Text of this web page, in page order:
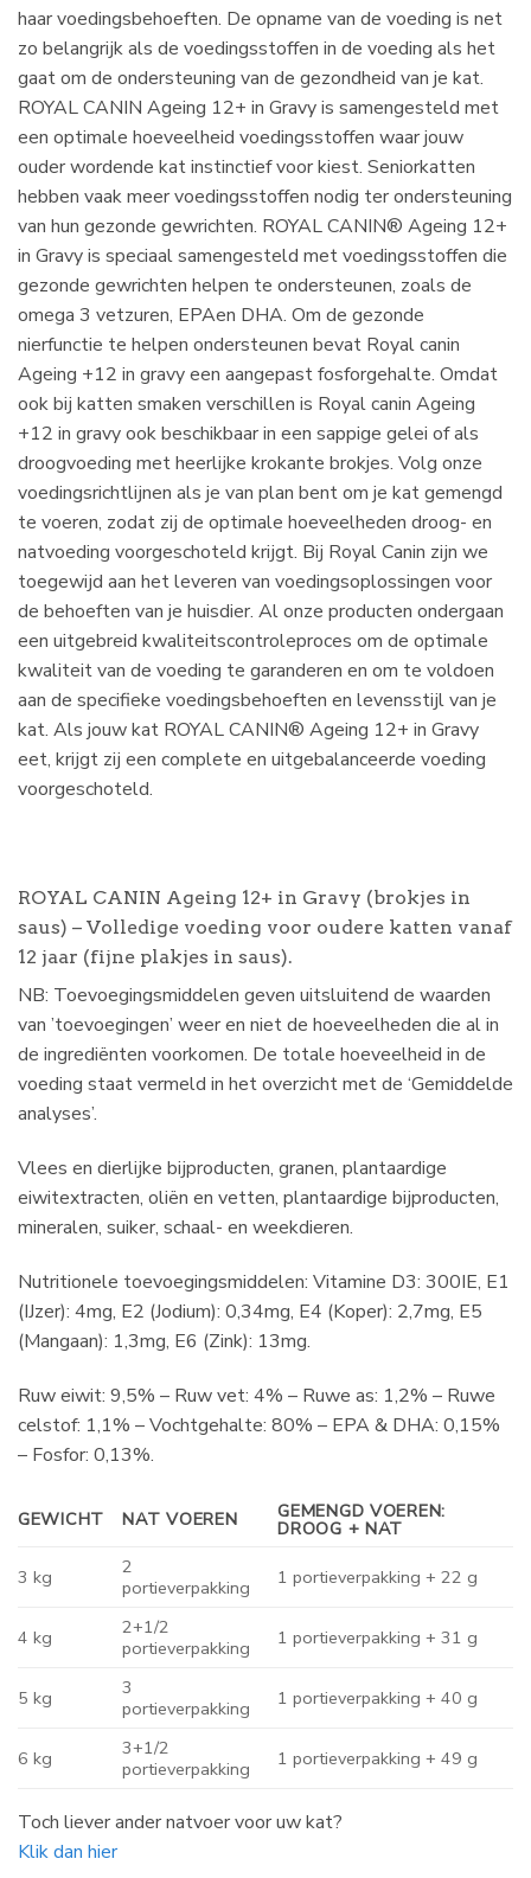
haar voedingsbehoeften. De opname van de voeding is net
zo belangrijk als de voedingsstoffen in de voeding als het
gaat om de ondersteuning van de gezondheid van je kat.
ROYAL CANIN Ageing 12+ in Gravy is samengesteld met
een optimale hoeveelheid voedingsstoffen waar jouw
ouder wordende kat instinctief voor kiest. Seniorkatten
hebben vaak meer voedingsstoffen nodig ter ondersteuning
van hun gezonde gewrichten. ROYAL CANIN® Ageing 12+
in Gravy is speciaal samengesteld met voedingsstoffen die
gezonde gewrichten helpen te ondersteunen, zoals de
omega 3 vetzuren, EPAen DHA. Om de gezonde
nierfunctie te helpen ondersteunen bevat Royal canin
Ageing +12 in gravy een aangepast fosforgehalte. Omdat
ook bij katten smaken verschillen is Royal canin Ageing
+12 in gravy ook beschikbaar in een sappige gelei of als
droogvoeding met heerlijke krokante brokjes. Volg onze
voedingsrichtlijnen als je van plan bent om je kat gemengd
te voeren, zodat zij de optimale hoeveelheden droog- en
natvoeding voorgeschoteld krijgt. Bij Royal Canin zijn we
toegewijd aan het leveren van voedingsoplossingen voor
de behoeften van je huisdier. Al onze producten ondergaan
een uitgebreid kwaliteitscontroleproces om de optimale
kwaliteit van de voeding te garanderen en om te voldoen
aan de specifieke voedingsbehoeften en levensstijl van je
kat. Als jouw kat ROYAL CANIN® Ageing 12+ in Gravy
eet, krijgt zij een complete en uitgebalanceerde voeding
voorgeschoteld.
ROYAL CANIN Ageing 12+ in Gravy (brokjes in
saus) – Volledige voeding voor oudere katten vanaf
12 jaar (fijne plakjes in saus).
NB: Toevoegingsmiddelen geven uitsluitend de waarden
van ’toevoegingen’ weer en niet de hoeveelheden die al in
de ingrediënten voorkomen. De totale hoeveelheid in de
voeding staat vermeld in het overzicht met de ‘Gemiddelde
analyses’.
Vlees en dierlijke bijproducten, granen, plantaardige
eiwitextracten, oliën en vetten, plantaardige bijproducten,
mineralen, suiker, schaal- en weekdieren.
Nutritionele toevoegingsmiddelen: Vitamine D3: 300IE, E1
(IJzer): 4mg, E2 (Jodium): 0,34mg, E4 (Koper): 2,7mg, E5
(Mangaan): 1,3mg, E6 (Zink): 13mg.
Ruw eiwit: 9,5% – Ruw vet: 4% – Ruwe as: 1,2% – Ruwe
celstof: 1,1% – Vochtgehalte: 80% – EPA & DHA: 0,15%
– Fosfor: 0,13%.
GEWICHT NAT VOEREN GEMENGD VOEREN:
DROOG + NAT
3 kg
2
portieverpakking
1 portieverpakking + 22 g
4 kg
2+1/2
portieverpakking
1 portieverpakking + 31 g
5 kg
3
portieverpakking
1 portieverpakking + 40 g
6 kg
3+1/2
portieverpakking
1 portieverpakking + 49 g
Toch liever ander natvoer voor uw kat?
Klik dan hier